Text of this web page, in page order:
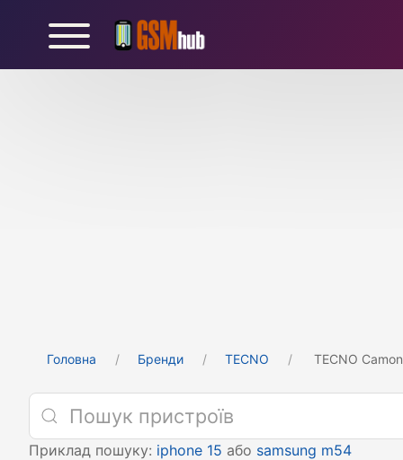
Головна Бренди TECNO TECNO
Приклад пошуку: iphone 15 або samsung m54